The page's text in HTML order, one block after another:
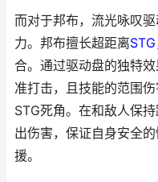
而对于邦布，流光咏叹
力。邦布擅长超距离STG
合。通过驱动盘的独特
准打击，且技能的范围
STG死角。在和敌人保
出伤害，保证自身安全
援。